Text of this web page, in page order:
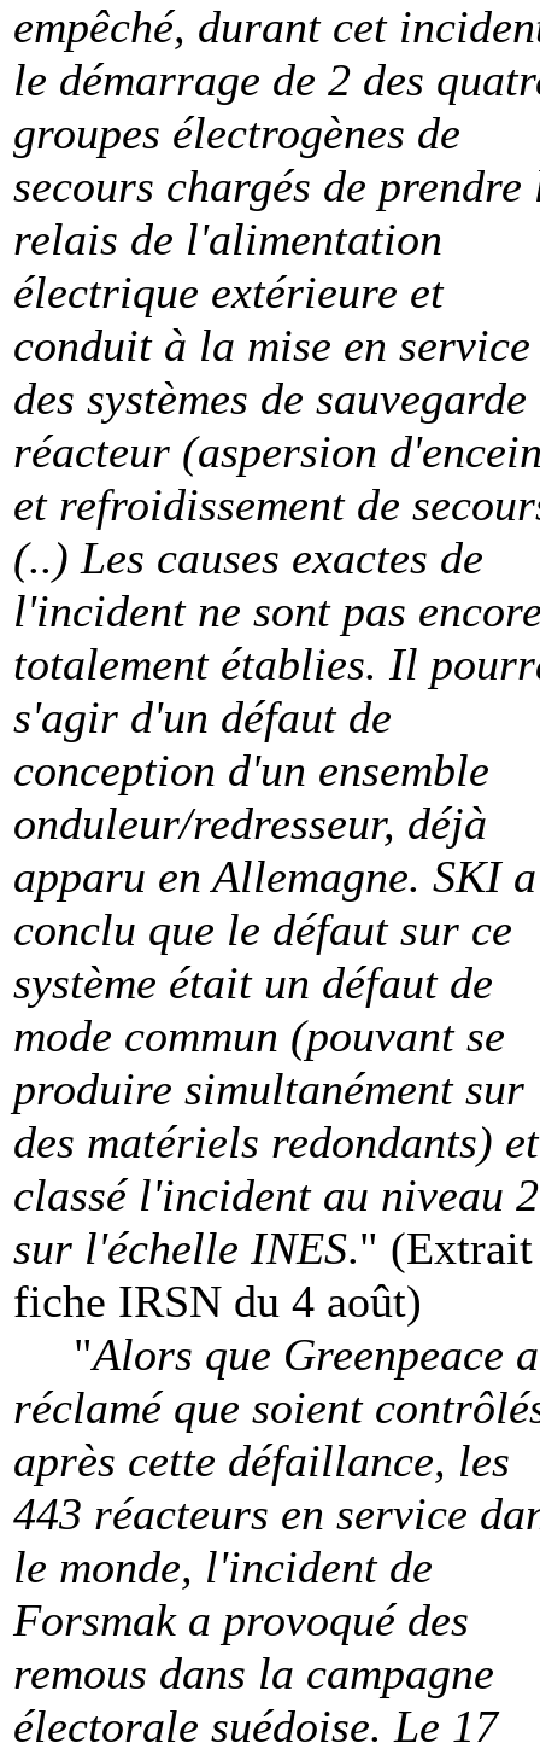
empêché, durant cet
le démarrage de 2 des
groupes électrogènes de
secours chargés de prendre
relais de l'alimentation
électrique extérieure et
conduit à la mise en service
des systèmes de sauvegarde
réacteur (aspersion
et refroidissement de
(..) Les causes exactes de
l'incident ne sont pas
totalement établies. Il
s'agir d'un défaut de
conception d'un ensemble
onduleur/redresseur, déjà
apparu en Allemagne. SKI a
conclu que le défaut sur ce
système était un défaut de
mode commun (pouvant se
produire simultanément sur
des matériels redondants)
classé l'incident au niveau 2
sur l'échelle INES." (Extrait
fiche IRSN du 4 août)
"Alors que Greenpeace a
réclamé que soient
après cette défaillance, les
443 réacteurs en service
le monde, l'incident de
Forsmak a provoqué des
remous dans la campagne
électorale suédoise. Le 17